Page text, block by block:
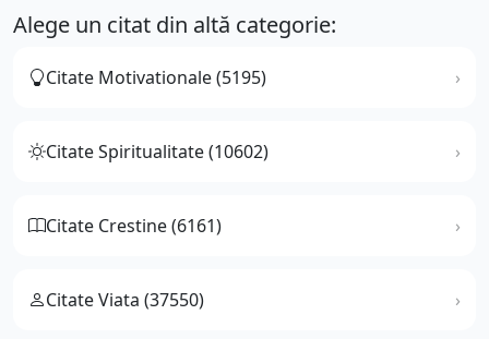
Alege un citat din altă categorie:
Citate Motivationale (5195)
Citate Spiritualitate (10602)
Citate Crestine (6161)
Citate Viata (37550)